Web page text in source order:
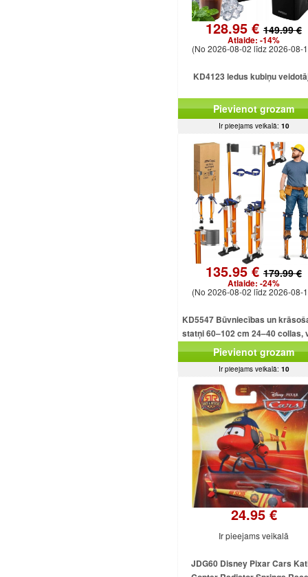
128.95 € 149.99 €
Atlaide: -14%
(No 2026-08-02 līdz 2026-08-
KD4123 ledus kubiņu
Pievienot grozam
Ir pieejams veikalā: 10
135.95 € 179.99 €
Atlaide: -24%
(No 2026-08-02 līdz 2026-08-
KD5547 Būvniecības un
statņi 60–102 cm 24–40 collas,
alumīnija
Pievienot grozam
Ir pieejams veikalā: 10
24.95 €
Ir pieejams veikalā
JDG60 Disney Pixar Cars